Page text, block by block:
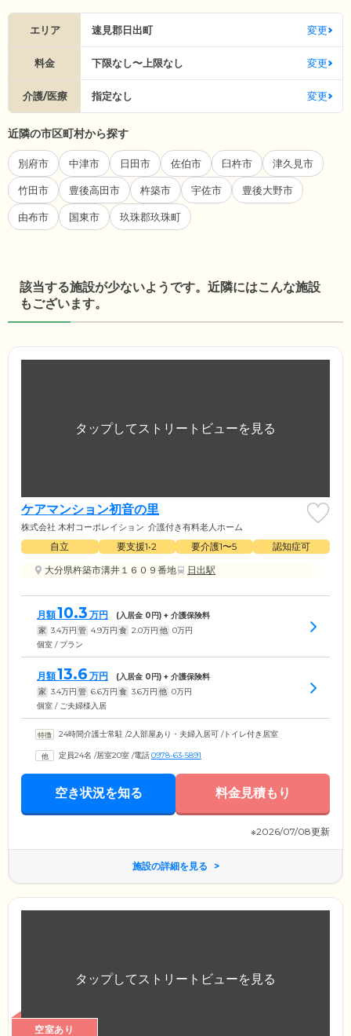
エリア 速見郡日出町 変更
料金 下限なし〜上限なし 変更
介護/医療 指定なし 変更
近隣の市区町村から探す
別府市 中津市 日田市 佐伯市 臼杵市 津久見市
竹田市 豊後高田市 杵築市 宇佐市 豊後大野市
由布市 国東市 玖珠郡玖珠町
該当する施設が少ないようです。近隣にはこんな施設
もございます。
ケアマンション初音の里
株式会社 木村コーポレイション 介護付き有料老人ホーム
自立 要支援1•2 要介護1〜5
認知症可
大分県杵築市溝井１６０９番地
日出駅
月額10.3 万円 (入居金 0円) + 介護保険料
家 3.4万円 管 4.9万円 食 2.0万円 他 0万円
個室 / プラン
月額13.6 万円 (入居金 0円) + 介護保険料
家 3.4万円 管 6.6万円 食 3.6万円 他 0万円
個室 / ご夫婦様入居
24時間介護士常駐 /2人部屋あり・夫婦入居可 /トイレ付き居室
定員24名 /居室20室 /電話0978-63-5891
空き状況を知る 料金見積もり
※2026/07/08更新
施設の詳細を見る
空室あり